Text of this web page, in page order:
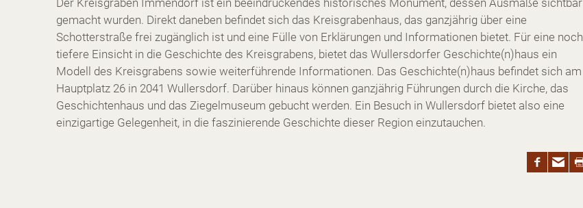
Der Kreisgraben Immendorf ist ein beeindruckendes historisches Monument, dessen Ausmaße sichtbar
gemacht wurden. Direkt daneben befindet sich das Kreisgrabenhaus, das ganzjährig über eine
Schotterstraße frei zugänglich ist und eine Fülle von Erklärungen und Informationen bietet. Für eine noch
tiefere Einsicht in die Geschichte des Kreisgrabens, bietet das Wullersdorfer Geschichte(n)haus ein
Modell des Kreisgrabens sowie weiterführende Informationen. Das Geschichte(n)haus befindet sich am
Hauptplatz 26 in 2041 Wullersdorf. Darüber hinaus können ganzjährig Führungen durch die Kirche, das
Geschichtenhaus und das Ziegelmuseum gebucht werden. Ein Besuch in Wullersdorf bietet also eine
einzigartige Gelegenheit, in die faszinierende Geschichte dieser Region einzutauchen.